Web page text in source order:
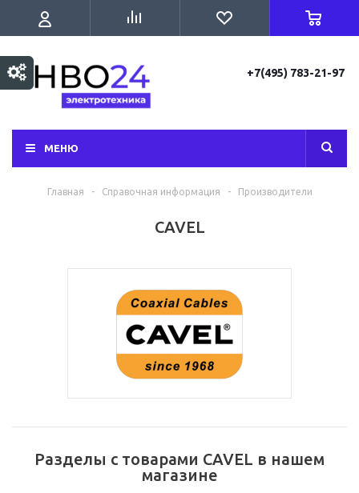
+7(495) 783-21-97
МЕНЮ
Главная - Справочная информация - Производители
CAVEL
Разделы с товарами CAVEL в нашем
магазине